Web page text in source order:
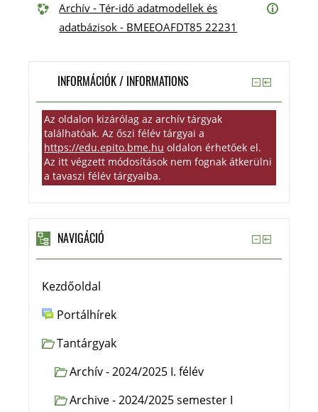
Archív - Tér-idő adatmodellek és
adatbázisok - BMEEOAFDT85 22231
INFORMÁCIÓK / INFORMATIONS
Az oldalon kizárólag az archív tárgyak
találhatóak. Az őszi félév tárgyai a
https://edu.epito.bme.hu oldalon érhetőek el.
Az itt végzett módosítások nem fognak átkerülni
a tavaszi félév tárgyaiba.
NAVIGÁCIÓ
Kezdőoldal
Portálhírek
Tantárgyak
Archív - 2024/2025 I. félév
Archive - 2024/2025 semester I